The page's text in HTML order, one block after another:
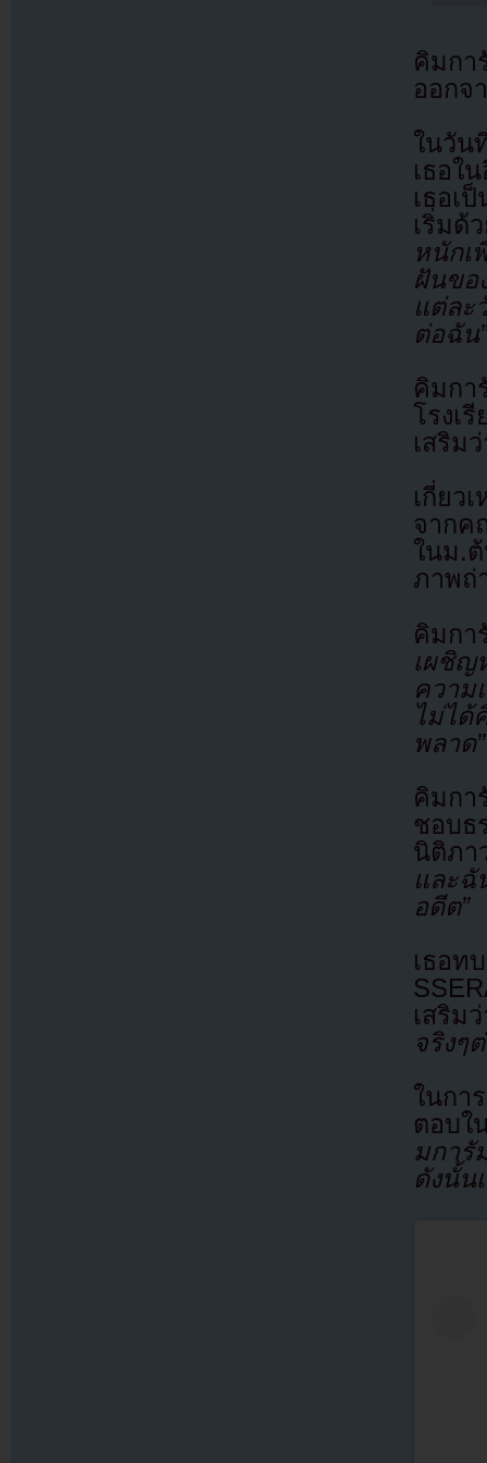
คิมกา
ออกจ
ในวัน
เธอใ
เธอเ
เริ่ม
หนักเ
ฝันขอ
แต่ละ
ต่อฉัน”
คิมกา
โรงเ
เสริม
เกี่ยว
จากค
ในม.
ภาพถ่
คิมก
เผชิญ
ความ
ไม่ได้
พลาด”
คิมกา
ชอบธ
นิติภา
และฉั
อดีต”
เธอท
เสริ
จริงๆ
ในกา
ตอบ
มการั
ดังนั้น